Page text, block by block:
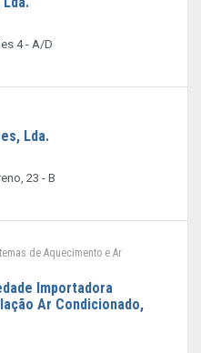
4 - A/D
Lda.
23 - B
de Aquecimento e Ar
Importadora
Ar Condicionado,